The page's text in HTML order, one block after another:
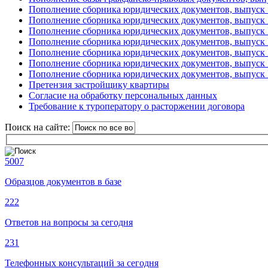
Пополнение сборника юридических документов, выпуск
Пополнение сборника юридических документов,
Пополнение сборника юридических документов,
Пополнение сборника юридических документов,
Пополнение сборника юридических документов,
Пополнение сборника юридических документов,
Пополнение сборника юридических документов,
Претензия застройщику квартиры
Согласие на обработку персональных данных
Требование к туроператору о расторжении договора
Поиск на сайте:
5007
Образцов документов в базе
222
Ответов на вопросы за сегодня
231
Телефонных консультаций за сегодня